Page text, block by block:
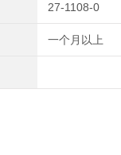
27-1108-0
一个月以上